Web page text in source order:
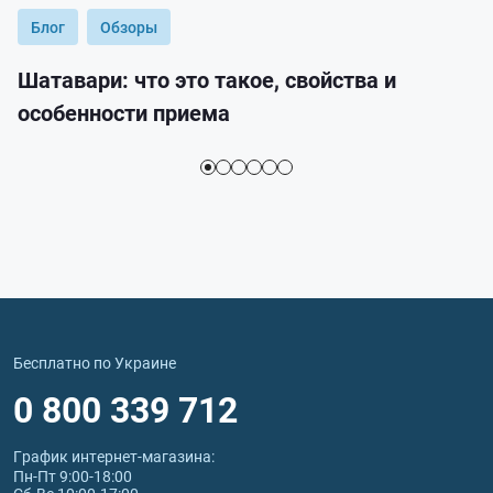
Блог Обзоры
Шатавари: что это такое, свойства и
особенности приема
Бесплатно по Украине
0 800 339 712
График интернет‑магазина:
Пн-Пт 9:00-18:00